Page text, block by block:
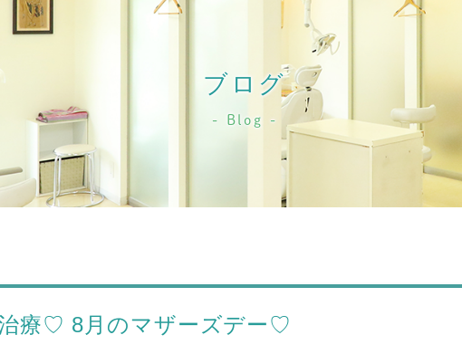
ブログ
Blog
療♡ 8月のマザーズデー♡